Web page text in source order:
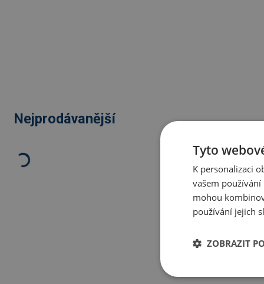
Nejprodávanější
Tyto
K personalizaci
vašem
mohou
používání jejich
ZOBRAZIT